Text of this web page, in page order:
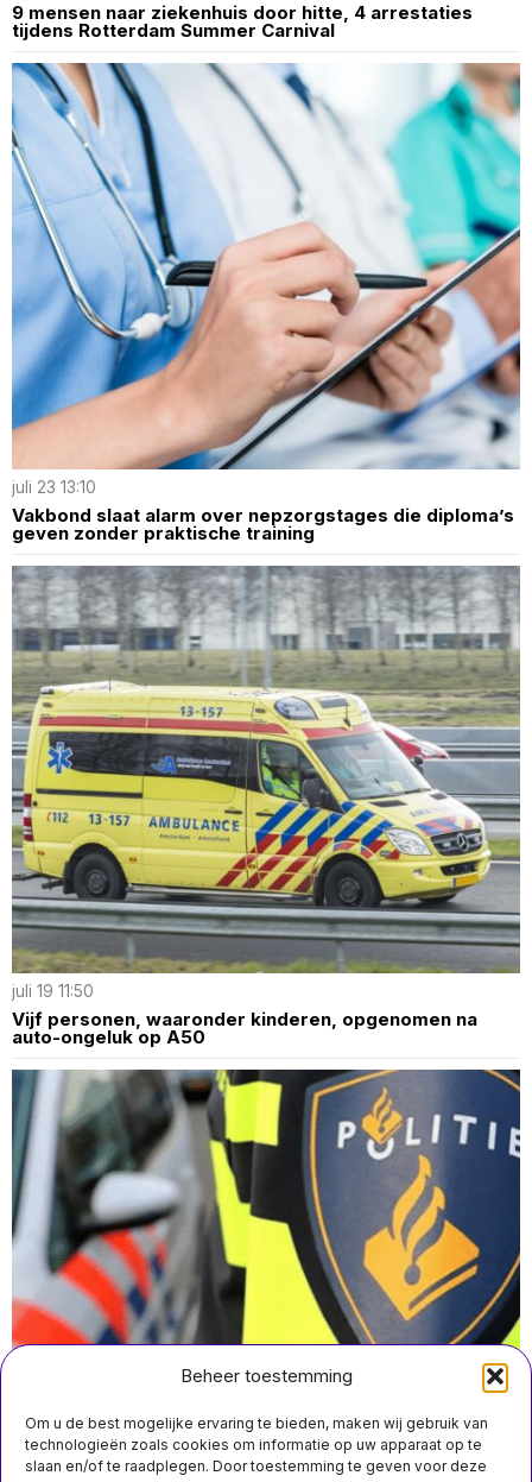
Beheer toestemming
Om u de best mogelijke ervaring te bieden, maken wij gebruik van
technologieën zoals cookies om informatie op uw apparaat op te
slaan en/of te raadplegen. Door toestemming te geven voor deze
9 mensen naar ziekenhuis door hitte, 4 arrestaties
tijdens Rotterdam Summer Carnival
juli 23 13:10
Vakbond slaat alarm over nepzorgstages die diploma’s
geven zonder praktische training
juli 19 11:50
Vijf personen, waaronder kinderen, opgenomen na
auto-ongeluk op A50